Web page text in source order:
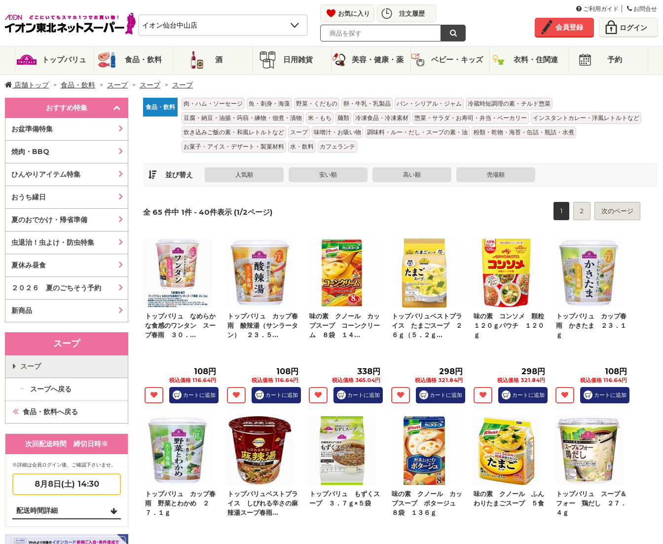
ご利用ガイド お問合せ
お気に入り 注文履歴
会員登録 ログイン
トップバリュ 食品・飲料 酒 日用雑貨 美容・健康・薬 ベビー・キッズ 衣料・住関連 予約
店舗トップ 食品・飲料 スープ スープ スープ
おすすめ特集
お盆準備特集
焼肉・BBQ
ひんやりアイテム特集
おうち縁日
夏のおでかけ・帰省準備
虫退治！虫よけ・防虫特集
夏休み昼食
２０２６ 夏のごちそう予約
新商品
スープ
スープ
スープへ戻る
食品・飲料へ戻る
次回配送時間 締切日時※
※詳細は会員ログイン後、ご確認下さいませ。
8月8日(土) 14:30
配送時間詳細
食品・飲料 肉・ハム・ソーセージ 魚・刺身・海藻 野菜・くだもの 卵・牛乳・乳製品 パン・シリアル・ジャム
冷蔵時短調理の素・チルド惣菜
豆腐・納豆・油揚・蒟蒻・練物・佃煮・漬物
米・もち 麺類 冷凍食品・冷凍素材 惣菜・サラダ・お寿司・弁当・ベーカリー
インスタントカレー・洋風レトルトなど
炊き込みご飯の素・和風レトルトなど
スープ 味噌汁・お吸い物 調味料・ルー・だし・スープの素・油
粉類・乾物・海苔・缶詰・瓶詰・水煮
お菓子・アイス・デザート・製菓材料
水・飲料 カフェランテ
並び替え 人気順 安い順 高い順 売場順
全 65 件中 1件 - 40件表示 (1/2ページ) 1 2 次のページ
トップバリュ なめらか
な食感のワンタン スー
プ春雨 ３０．...
108円
税込価格 116.64円
カートに追加
トップバリュ カップ春
雨 酸辣湯（サンラータ
ン） ２３．５...
108円
税込価格 116.64円
カートに追加
味の素 クノール カッ
プスープ コーンクリー
ム ８袋 １４...
338円
税込価格 365.04円
カートに追加
トップバリュベストプラ
イス たまごスープ ２
６ｇ（５．２ｇ...
298円
税込価格 321.84円
カートに追加
味の素 コンソメ 顆粒
１２０ｇパウチ １２０
ｇ
298円
税込価格 321.84円
カートに追加
トップバリュ カップ春
雨 かきたま ２３．１
ｇ
108円
税込価格 116.64円
カートに追加
トップバリュ カップ春
雨 野菜とわかめ ２
７．１ｇ
トップバリュベストプラ
イス しびれる辛さの麻
辣湯スープ春雨...
トップバリュ もずくス
ープ ３．７ｇ×５袋
味の素 クノール カッ
プスープ ポタージュ
８袋 １３６ｇ
味の素 クノール ふん
わりたまごスープ ５食
トップバリュ スープ＆
フォー 鶏だし ２７．
４ｇ